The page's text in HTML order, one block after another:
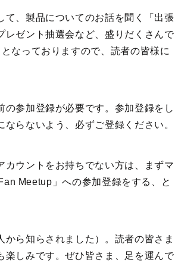
て、製品についてのお話を聞く「出張
レゼント抽選会など、盛りだくさんで
なっておりますので、読者の皆様に
参加登録が必要です。参加登録をし
らないよう、必ずご登録ください。
ウントをお持ちでない方は、まずマ
Meetup」への参加登録をする、と
ら知らされました）。読者の皆さま
楽しみです。ぜひ皆さま、足を運んで